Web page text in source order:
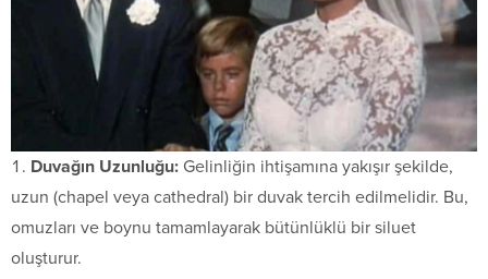
Duvağın Uzunluğu: Gelinliğin ihtişamına yakışır şekilde,
uzun (chapel veya cathedral) bir duvak tercih edilmelidir. Bu,
omuzları ve boynu tamamlayarak bütünlüklü bir siluet
oluşturur.